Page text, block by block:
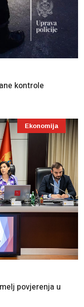
kontrole
Ekonomija
povjerenja u